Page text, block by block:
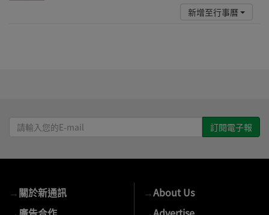
新增至行事曆
請
輸
E-
mail
→關於新通訊
→About Us